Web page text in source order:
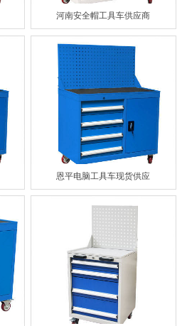
河南安全帽工具车供应商
恩平电脑工具车现货供应